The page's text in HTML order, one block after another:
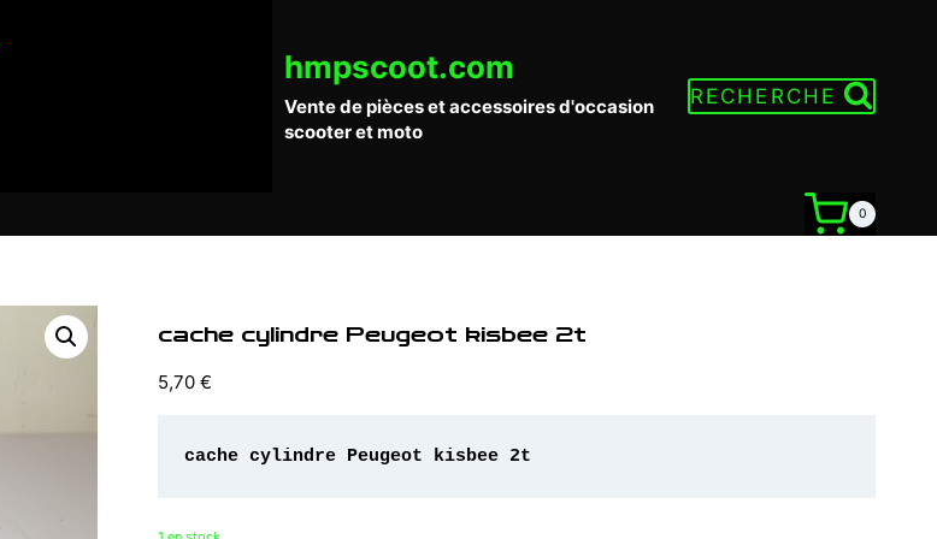
hmpscoot.com
Vente de pièces et accessoires d'occasion
scooter et moto
RECHERCHE
0
cache cylindre Peugeot kisbee 2t
5,70 €
cache cylindre Peugeot kisbee 2t